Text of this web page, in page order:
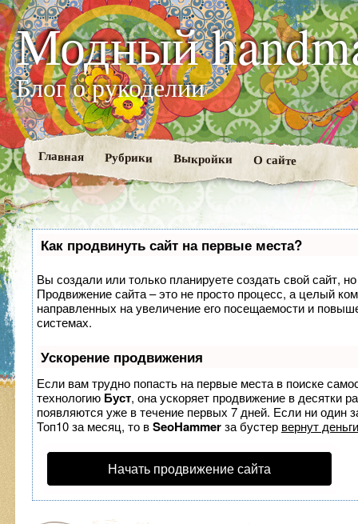
Модный
Блог о рукоделии
Главная Рубрики Выкройки О сайте
Как продвинуть сайт на первые места?
Вы создали или только планируете создать свой сайт,
Продвижение сайта – это не просто процесс, а целый
направленных на увеличение его посещаемости и
системах.
Ускорение продвижения
Если вам трудно попасть на первые места в поиске
технологию Буст, она ускоряет продвижение в десятки
появляются уже в течение первых 7 дней. Если ни один
Топ10 за месяц, то вSeoHammerза бустер вернут
Начать продвижение сайта